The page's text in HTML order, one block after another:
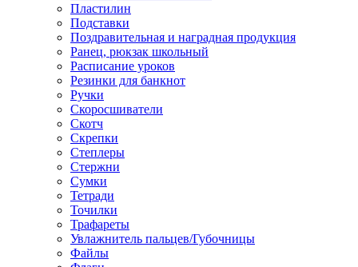
Пластилин
Подставки
Поздравительная и наградная продукция
Ранец, рюкзак школьный
Расписание уроков
Резинки для банкнот
Ручки
Скоросшиватели
Скотч
Скрепки
Степлеры
Стержни
Сумки
Тетради
Точилки
Трафареты
Увлажнитель пальцев/Губочницы
Файлы